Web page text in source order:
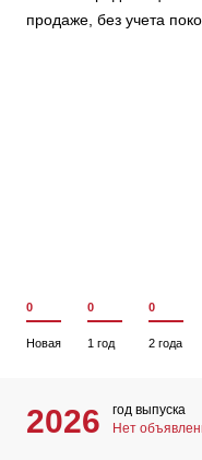
продаже, без учета
0
Новая
0
1 год
0
2 года
2026
год выпуска
Нет